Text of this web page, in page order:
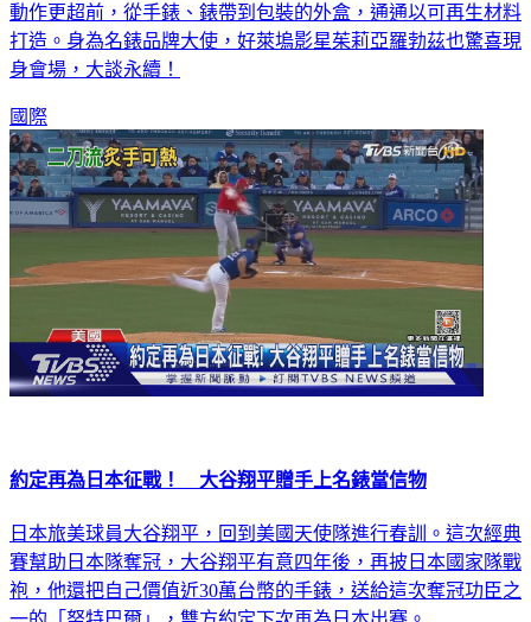
動作更超前，從手錶、錶帶到包裝的外盒，通通以可再生材料
打造。身為名錶品牌大使，好萊塢影星茱莉亞羅勃茲也驚喜現
身會場，大談永續！
國際
約定再為日本征戰！ 大谷翔平贈手上名錶當信物
日本旅美球員大谷翔平，回到美國天使隊進行春訓。這次經典
賽幫助日本隊奪冠，大谷翔平有意四年後，再披日本國家隊戰
袍，他還把自己價值近30萬台幣的手錶，送給這次奪冠功臣之